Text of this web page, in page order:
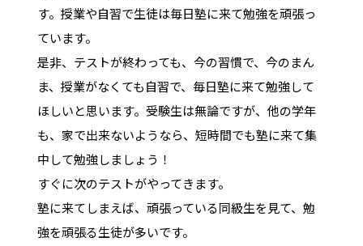
す。授業や自習で生徒は毎日塾に来て勉強を頑張っ
ています。
是非、テストが終わっても、今の習慣で、今のまん
ま、授業がなくても自習で、毎日塾に来て勉強して
ほしいと思います。受験生は無論ですが、他の学年
も、家で出来ないようなら、短時間でも塾に来て集
中して勉強しましょう！
すぐに次のテストがやってきます。
塾に来てしまえば、頑張っている同級生を見て、勉
強を頑張る生徒が多いです。